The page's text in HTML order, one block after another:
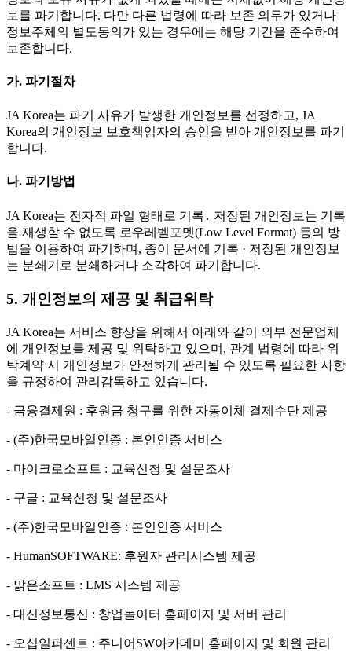
보를 파기합니다. 다만 다른 법령에 따라 보존 의무가 있거나
정보주체의 별도동의가 있는 경우에는 해당 기간을 준수하여
보존합니다.
가. 파기절차
JA Korea는 파기 사유가 발생한 개인정보를 선정하고, JA
Korea의 개인정보 보호책임자의 승인을 받아 개인정보를 파기
합니다.
나. 파기방법
JA Korea는 전자적 파일 형태로 기록․ 저장된 개인정보는 기록
을 재생할 수 없도록 로우레벨포멧(Low Level Format) 등의 방
법을 이용하여 파기하며, 종이 문서에 기록 · 저장된 개인정보
는 분쇄기로 분쇄하거나 소각하여 파기합니다.
5. 개인정보의 제공 및 취급위탁
JA Korea는 서비스 향상을 위해서 아래와 같이 외부 전문업체
에 개인정보를 제공 및 위탁하고 있으며, 관계 법령에 따라 위
탁계약 시 개인정보가 안전하게 관리될 수 있도록 필요한 사항
을 규정하여 관리감독하고 있습니다.
- 금융결제원 : 후원금 청구를 위한 자동이체 결제수단 제공
- (주)한국모바일인증 : 본인인증 서비스
- 마이크로소프트 : 교육신청 및 설문조사
- 구글 : 교육신청 및 설문조사
- (주)한국모바일인증 : 본인인증 서비스
- HumanSOFTWARE: 후원자 관리시스템 제공
- 맑은소프트 : LMS 시스템 제공
- 대신정보통신 : 창업놀이터 홈페이지 및 서버 관리
- 오십일퍼센트 : 주니어SW아카데미 홈페이지 및 회원 관리